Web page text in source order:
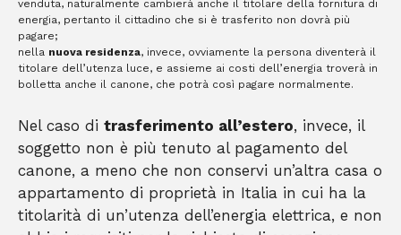
venduta, naturalmente cambierà anche il titolare della fornitura di
energia, pertanto il cittadino che si è trasferito non dovrà più
pagare;
nella nuova residenza, invece, ovviamente la persona diventerà il
titolare dell’utenza luce, e assieme ai costi dell’energia troverà in
bolletta anche il canone, che potrà così pagare normalmente.
Nel caso di trasferimento all’estero, invece, il
soggetto non è più tenuto al pagamento del
canone, a meno che non conservi un’altra casa o
appartamento di proprietà in Italia in cui ha la
titolarità di un’utenza dell’energia elettrica, e non